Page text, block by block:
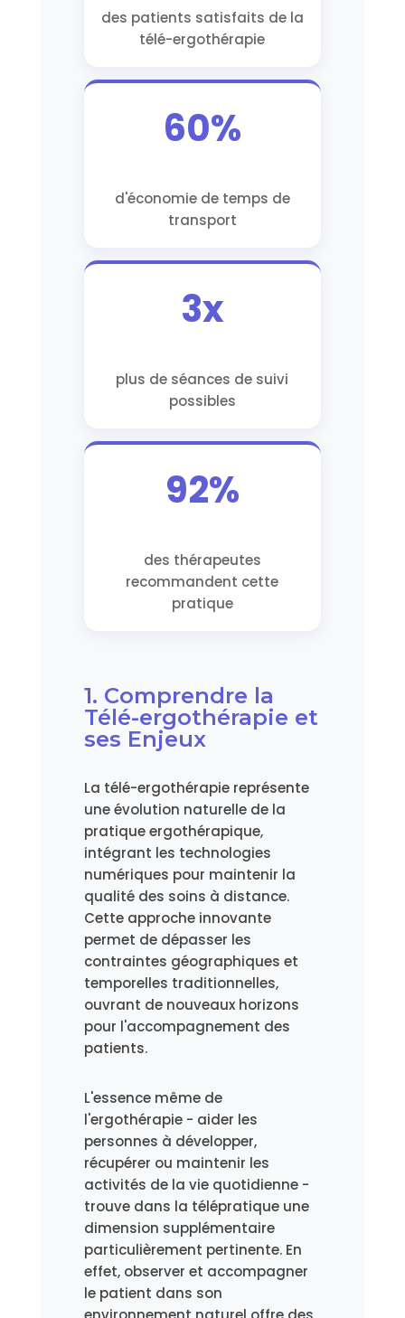
des patients satisfaits de la
télé-ergothérapie
60%
d'économie de temps de
transport
3x
plus de séances de suivi
possibles
92%
des thérapeutes
recommandent cette
pratique
1. Comprendre la
Télé-ergothérapie et
ses Enjeux
La télé-ergothérapie représente
une évolution naturelle de la
pratique ergothérapique,
intégrant les technologies
numériques pour maintenir la
qualité des soins à distance.
Cette approche innovante
permet de dépasser les
contraintes géographiques et
temporelles traditionnelles,
ouvrant de nouveaux horizons
pour l'accompagnement des
patients.
L'essence même de
l'ergothérapie - aider les
personnes à développer,
récupérer ou maintenir les
activités de la vie quotidienne -
trouve dans la télépratique une
dimension supplémentaire
particulièrement pertinente. En
effet, observer et accompagner
le patient dans son